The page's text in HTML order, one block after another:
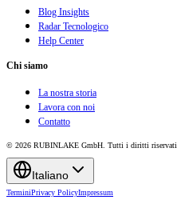
Blog Insights
Radar Tecnologico
Help Center
Chi siamo
La nostra storia
Lavora con noi
Contatto
© 2026 RUBINLAKE GmbH. Tutti i diritti riservati.
Italiano
TerminiPrivacy PolicyImpressum